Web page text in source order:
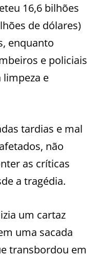
16,6 bilhões
de dólares)
enquanto
e policiais
e
tardias e mal
não
as críticas
a tragédia.
um cartaz
uma sacada
transbordou em